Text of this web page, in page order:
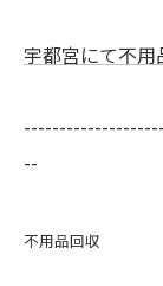
宇都宮にて不
--
不用品回収